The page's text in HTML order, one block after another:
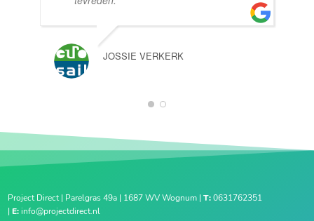
JOSSIE VERKERK
1 2
Project Direct | Parelgras 49a | 1687 WV Wognum |T:0631762351
| E: info@projectdirect.nl